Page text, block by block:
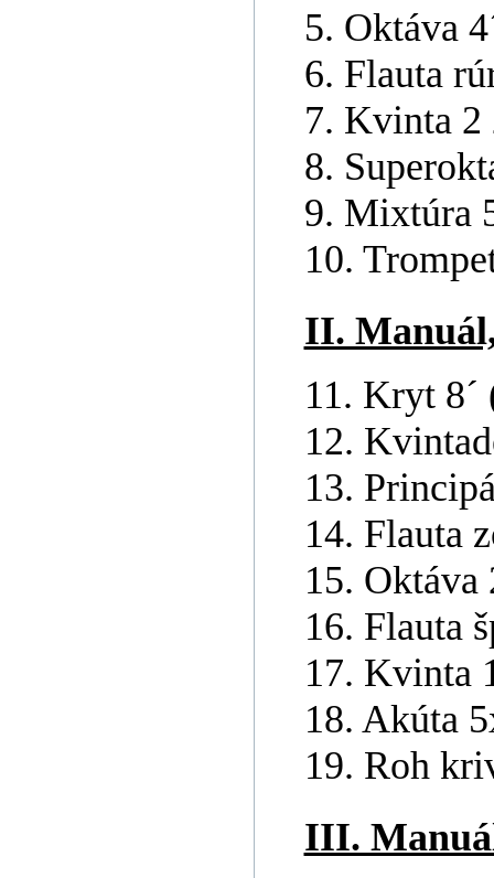
5. Oktáva
6. Flauta
7. Kvinta 2
8.
9. Mixtúra
10.
II.
11. Kryt 8´
12.
13.
14. Flauta
15. Oktáva
16. Flauta
17. Kvinta
18. Akúta
19. Roh
III.